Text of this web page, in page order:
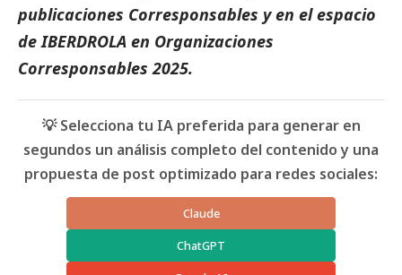
publicaciones Corresponsables y en el espacio
deIBERDROLA en Organizaciones
Corresponsables 2025.
💡 Selecciona tu IA preferida para generar en
segundos un análisis completo del contenido y una
propuesta de post optimizado para redes sociales:
Claude
ChatGPT